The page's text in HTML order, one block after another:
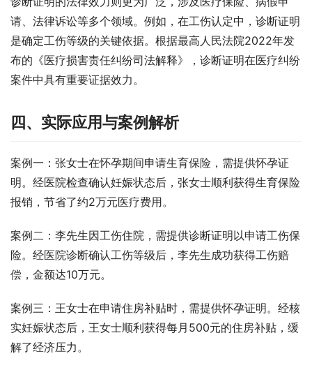
请、法律诉讼等多个领域。例如，在工伤认定中，诊断证明
是确定工伤等级的关键依据。根据最高人民法院2022年发
布的《医疗损害责任纠纷司法解释》，诊断证明在医疗纠纷
案件中具有重要证据效力。
四、实际应用与案例解析
案例一：张女士在怀孕期间申请生育保险，需提供怀孕证
明。经医院检查确认妊娠状态后，张女士顺利获得生育保险
报销，节省了约2万元医疗费用。
案例二：李先生因工伤住院，需提供诊断证明以申请工伤保
险。经医院诊断确认工伤等级后，李先生成功获得工伤赔
偿，金额达10万元。
案例三：王女士在申请住房补贴时，需提供怀孕证明。经核
实妊娠状态后，王女士顺利获得每月500元的住房补贴，缓
解了经济压力。